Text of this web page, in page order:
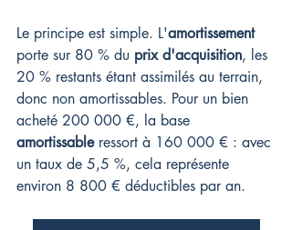
Le principe est simple. L'amortissement
porte sur 80 % du prix d'acquisition, les
20 % restants étant assimilés au terrain,
donc non amortissables. Pour un bien
acheté 200 000 €, la base
amortissable ressort à 160 000 € : avec
un taux de 5,5 %, cela représente
environ 8 800 € déductibles par an.